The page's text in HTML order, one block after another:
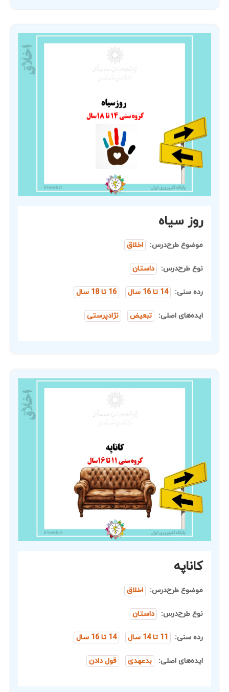
روز سیاه
موضوع طرح‌درس: اخلاق
نوع طرح‌درس: داستان
رده سنی: 14 تا 16 سال 16 تا 18 سال
ایده‌های اصلی: تبعیض نژادپرستی
کاناپه
موضوع طرح‌درس: اخلاق
نوع طرح‌درس: داستان
رده سنی: 11 تا 14 سال 14 تا 16 سال
ایده‌های اصلی: بدعهدی قول دادن